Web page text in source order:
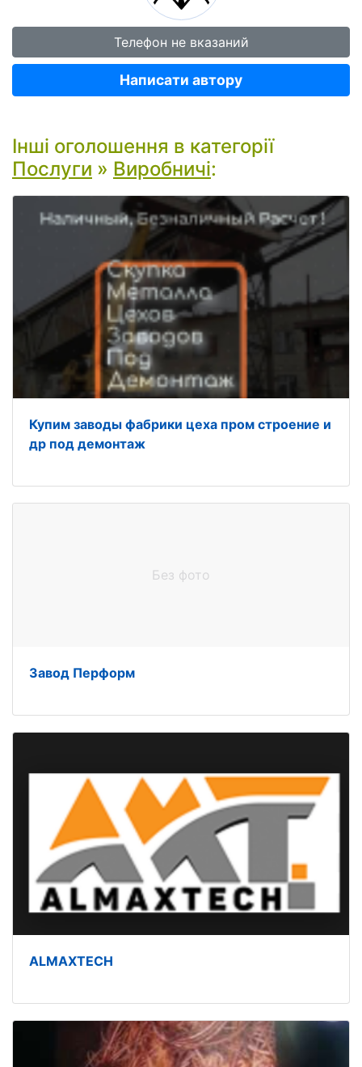
Телефон не вказаний
Написати автору
Інші оголошення в категорії
Послуги » Виробничі:
Купим заводы фабрики цеха пром строение и
др под демонтаж
Без фото
Завод Перформ
ALMAXTECH